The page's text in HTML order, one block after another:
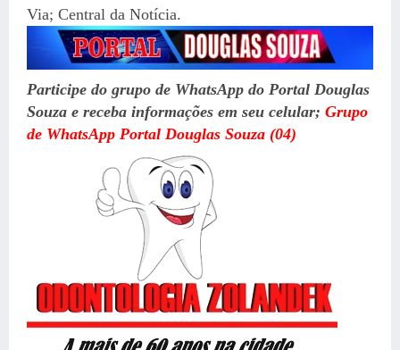
Via; Central da Notícia.
Participe do grupo de WhatsApp do Portal Douglas
Souza e receba informações em seu celular; Grupo
de WhatsApp Portal Douglas Souza (04)